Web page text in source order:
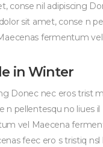
conse nil adipiscing
sit amet, conse n
fermentum
in Winter
Donec nec eros trist
n pellentesqu no liues
vel Maecena
feec ero s tristiq